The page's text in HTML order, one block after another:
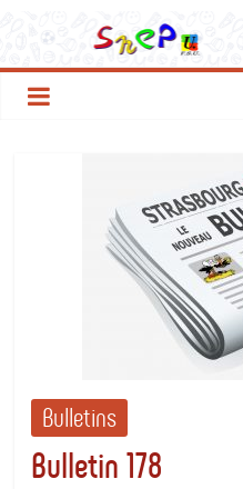
contenu
Le
SNEP
Strasbourg
Bulletins
Bulletin 178